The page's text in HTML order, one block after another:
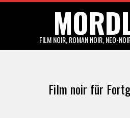
FILM NOIR, ROMAN NOIR, NEO-
Film noir für